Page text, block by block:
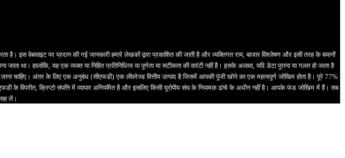
वेबसाइट पर प्रदान की गई जानकारी हमारे लेखकों द्वारा प्रकाशित की जाती है और व्यक्तिगत राय, बाजार विश्लेषण और इसी तरह के बयानों
हालांकि, यह एक व्यक्त या निहित प्रतिनिधित्व या पूर्णता या सटीकता की वारंटी नहीं है। इसके अलावा, यदि डेटा पुराना या गलत हो जाता है
चाहिए। अंतर के लिए एक अनुबंध (सीएफडी) एक लीवरेज्ड वित्तीय उत्पाद है जिसमें आपकी पूंजी खोने का एक महत्वपूर्ण जोखिम होता है। पूरे 77%
विपरीत, क्रिप्टो संपत्ति में व्यापार अनियमित है और इसलिए किसी यूरोपीय संघ के नियामक ढांचे के अधीन नहीं है। आपके फंड जोखिम में हैं। सब
लें।